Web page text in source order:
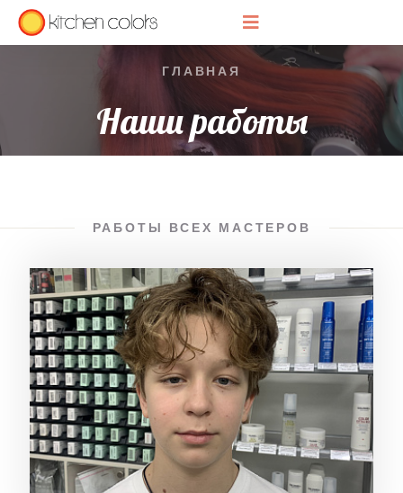
ГЛАВНАЯ
Наши работы
РАБОТЫ ВСЕХ МАСТЕРОВ